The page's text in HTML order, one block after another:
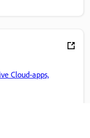
Cloud-apps,